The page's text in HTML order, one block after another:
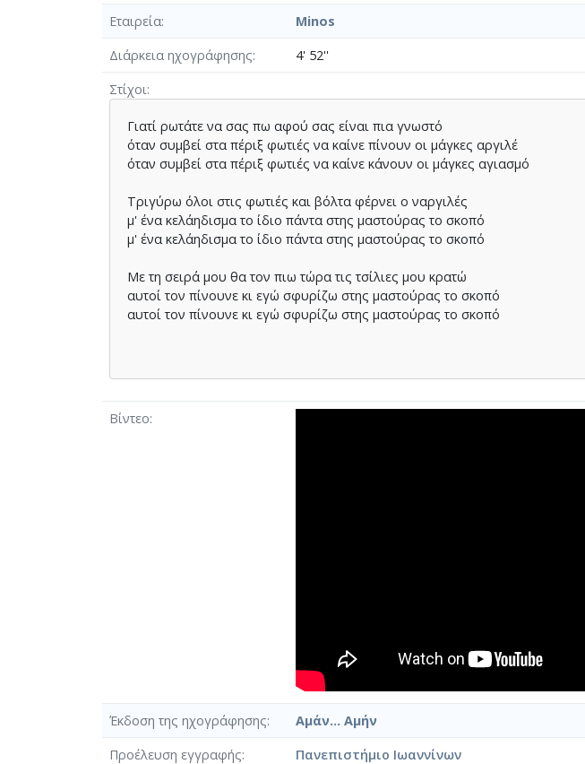
Εταιρεία
Minos
Διάρκεια ηχογράφησης
4' 52''
Στίχοι
Γιατί ρωτάτε να σας πω αφού σας είναι πια γνωστό
όταν συμβεί στα πέριξ φωτιές να καίνε πίνουν οι μάγκες αργιλέ
όταν συμβεί στα πέριξ φωτιές να καίνε κάνουν οι μάγκες αγιασμό
Τριγύρω όλοι στις φωτιές και βόλτα φέρνει ο ναργιλές
μ' ένα κελάηδισμα το ίδιο πάντα στης μαστούρας το σκοπό
μ' ένα κελάηδισμα το ίδιο πάντα στης μαστούρας το σκοπό
Με τη σειρά μου θα τον πιω τώρα τις τσίλιες μου κρατώ
αυτοί τον πίνουνε κι εγώ σφυρίζω στης μαστούρας το σκοπό
αυτοί τον πίνουνε κι εγώ σφυρίζω στης μαστούρας το σκοπό
Βίντεο
Έκδοση της ηχογράφησης
Αμάν... Αμήν
Προέλευση εγγραφής
Πανεπιστήμιο Ιωαννίνων